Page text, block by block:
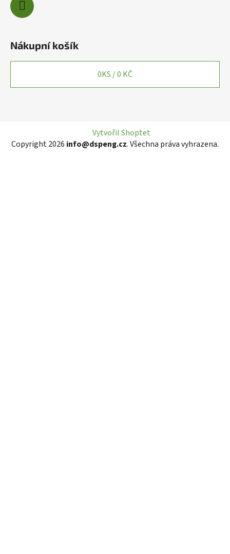
Nákupní košík
0KS /0 KČ
Vytvořil Shoptet
Copyright 2026 info@dspeng.cz. Všechna práva vyhrazena.